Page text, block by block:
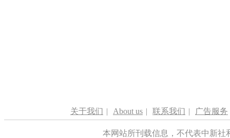
关于我们 | About us | 联系我们 | 广告服务
本网站所刊载信息，不代表中新